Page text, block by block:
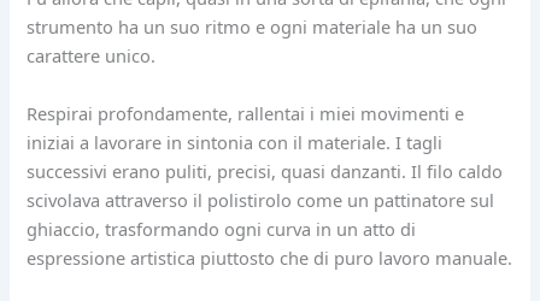
strumento ha un suo ritmo e ogni materiale ha un suo
carattere unico.
Respirai profondamente, rallentai i miei movimenti e
iniziai a lavorare in sintonia con il materiale. I tagli
successivi erano puliti, precisi, quasi danzanti. Il filo caldo
scivolava attraverso il polistirolo come un pattinatore sul
ghiaccio, trasformando ogni curva in un atto di
espressione artistica piuttosto che di puro lavoro manuale.